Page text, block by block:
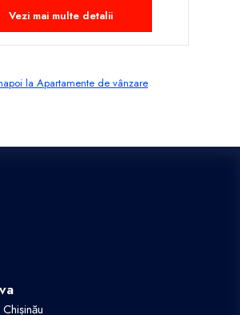
Vezi mai multe detalii
la Apartamente de vânzare